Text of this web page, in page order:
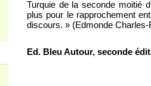
Turquie de la seconde moitié
plus pour le rapprochement
discours. » (Edmonde
Ed. Bleu Autour, seconde